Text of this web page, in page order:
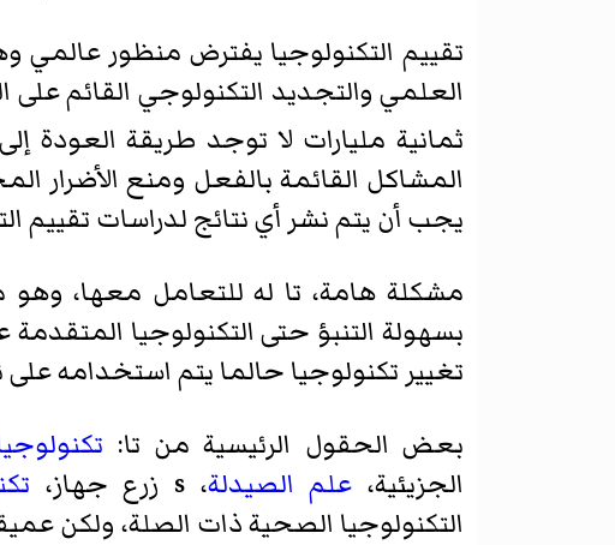
تقييم التكنولوجيا يفترض منظور عالمي
العلمي والتجديد التكنولوجي القائم
ثمانية مليارات لا توجد طريقة العودة
المشاكل القائمة بالفعل ومنع الأضرار
يجب أن يتم نشر أي نتائج لدراسات تقييم
مشكلة هامة، تا له للتعامل معها، وهو
بسهولة التنبؤ حتى التكنولوجيا
تغيير تكنولوجيا حالما يتم استخدامه
بعض الحقول الرئيسية من تا:
الجزيئية،علم الصيدلة، s زرع جهاز،
التكنولوجيا الصحية ذات الصلة، ولكن